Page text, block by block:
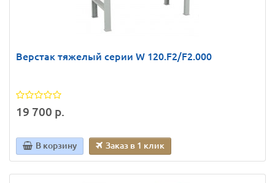
Верстак тяжелый серии W 120.F2/F2.000
19 700 р.
В корзину Заказ в 1 клик